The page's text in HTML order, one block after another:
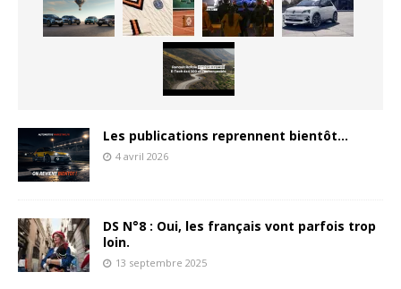
Les publications reprennent bientôt…
4 avril 2026
DS N°8 : Oui, les français vont parfois trop
loin.
13 septembre 2025